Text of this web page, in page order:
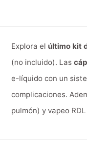
Explora el último kit
(no incluido). Las
e-líquido con un
complicaciones.
pulmón) y vapeo